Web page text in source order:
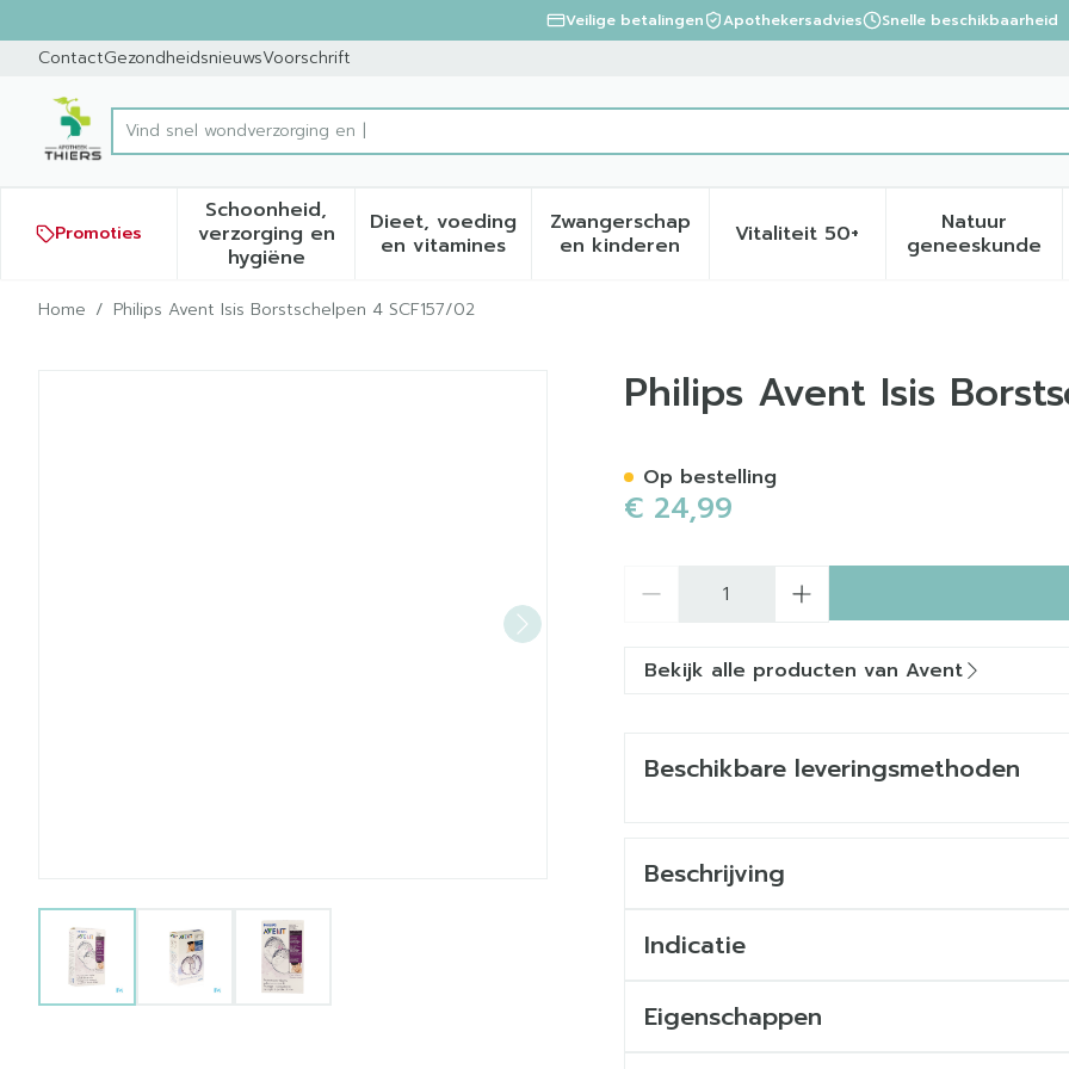
Veilige betalingen Apothekersadvies Snelle beschikbaarheid
ContactGezondheidsnieuwsVoorschrift
Product, merk, categorie...
Promoties
Schoonheid,
verzorging en
hygiëneToon submenu voor Schoonheid, verzorging en hygiëne categorie
Dieet, voeding
en vitamines
Toon submenu voor Dieet, voeding en vitamines categorie
Zwangerschap
en kinderenToon submenu voor Zwangerschap en
Vitaliteit 50+Toon submenu voor
Natuur
geneeskunde
Toon
Home / Philips Avent Isis Borstschelpen 4 SCF157/02
View larger imageView larger imageView larger image
Philips Avent Isis Borstschelpen 4 SCF157/02
Philips Avent Isis
€ 24,99
Op bestelling
Bekijk alle producten van Avent
Beschikbare leveringsmethoden
Beschrijving
Indicatie
Eigenschappen